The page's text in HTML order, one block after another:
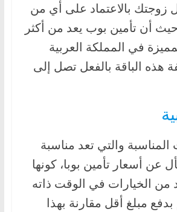
زوجتك بالاعتماد على أي من
أن تأمين بوب يعد من أكثر
في المملكة العربية
هذه الباقة بالفعل تصل إلى
والتي تعد مناسبة
أسعار تأمين بوبا، كونها
من الخيارات في الوقت ذاته
مبلغ أقل مقارنة بهذا